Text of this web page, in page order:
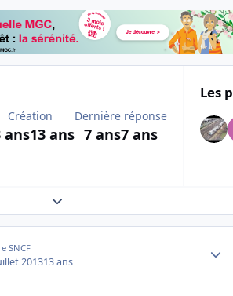
Création
ans13 ans
Dernière réponse
7 ans7 ans
Les
Expand topic overview
SNCF
201313 ans